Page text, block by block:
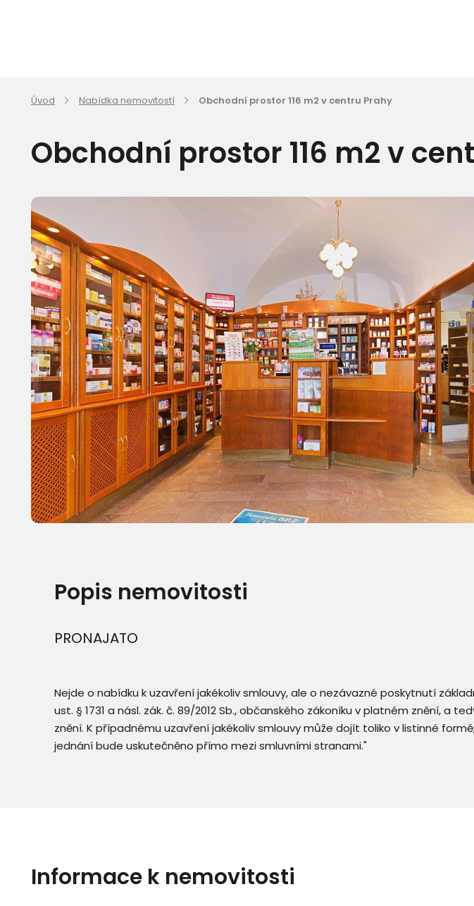
Úvod Nabídka nemovitostí Obchodní prostor 116 m2 v centru Prahy
Obchodní prostor 116 m2 v
Popis nemovitosti
PRONAJATO
Nejde o nabídku k uzavření jakékoliv smlouvy, ale o nezávazné poskytnutí
ust. § 1731 a násl. zák. č. 89/2012 Sb., občanského zákoníku v platném znění, a
znění. K případnému uzavření jakékoliv smlouvy může dojít toliko v listinné
jednání bude uskutečněno přímo mezi smluvními stranami."
Informace k nemovitosti